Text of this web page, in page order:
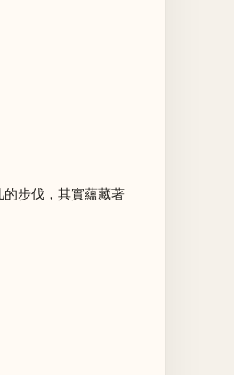
的步伐，其實蘊藏著